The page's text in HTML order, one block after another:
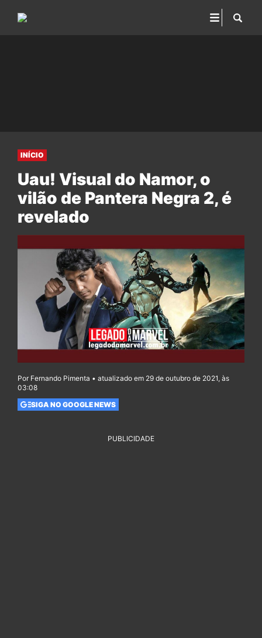
INÍCIO
Uau! Visual do Namor, o
vilão de Pantera Negra 2, é
revelado
Por Fernando Pimenta • atualizado em 29 de outubro de 2021, às
03:08
SIGA NO GOOGLE NEWS
PUBLICIDADE